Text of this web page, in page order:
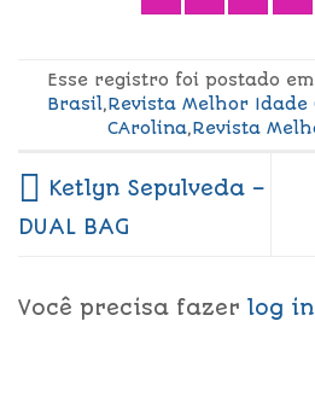
Esse registro foi postado em
Brasil,Revista Melhor Idade
CArolina,Revista
Ketlyn Sepulveda –
DUAL BAG
Você precisa fazer log in